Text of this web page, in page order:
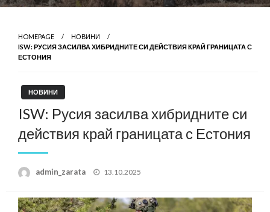
HOMEPAGE
НОВИНИ
ISW: РУСИЯ ЗАСИЛВА ХИБРИДНИТЕ СИ ДЕЙСТВИЯ КРАЙ ГРАНИЦАТА С
ЕСТОНИЯ
НОВИНИ
ISW: Русия засилва хибридните си
действия край границата с Естония
admin_zarata
Posted
13.10.2025